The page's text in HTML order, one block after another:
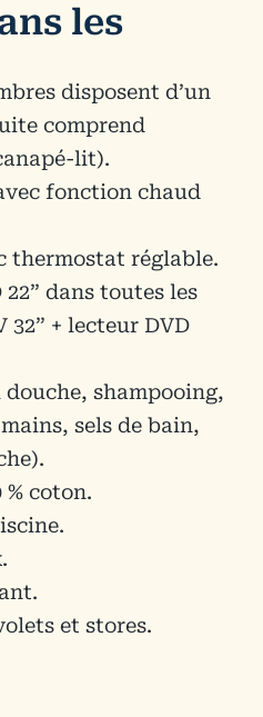
les
disposent d’un
comprend
lit).
fonction chaud
thermostat réglable.
dans toutes les
32” + lecteur DVD
shampooing,
sels de bain,
coton.
et stores.